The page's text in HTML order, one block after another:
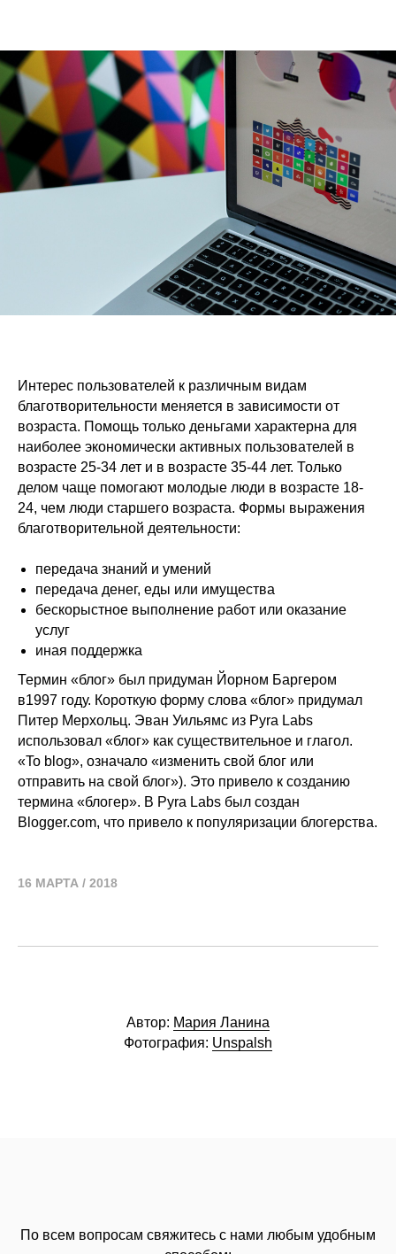
Интерес пользователей к различным видам
благотворительности меняется в зависимости от
возраста. Помощь только деньгами характерна для
наиболее экономически активных пользователей в
возрасте 25-34 лет и в возрасте 35-44 лет. Только
делом чаще помогают молодые люди в возрасте 18-
24, чем люди старшего возраста. Формы выражения
благотворительной деятельности:
передача знаний и умений
передача денег, еды или имущества
бескорыстное выполнение работ или оказание
услуг
иная поддержка
Термин «блог» был придуман Йорном Баргером
в1997 году. Короткую форму слова «блог» придумал
Питер Мерхольц. Эван Уильямс из Pyra Labs
использовал «блог» как существительное и глагол.
«To blog», означало «изменить свой блог или
отправить на свой блог»). Это привело к созданию
термина «блогер». В Pyra Labs был создан
Blogger.com, что привело к популяризации блогерства.
16 МАРТА / 2018
Автор: Мария Ланина
Фотография: Unspalsh
По всем вопросам свяжитесь с нами любым удобным